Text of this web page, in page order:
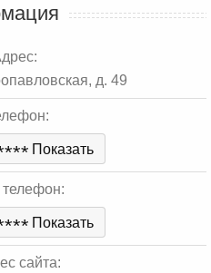
д. 49
*** Показать
*** Показать
сайта: